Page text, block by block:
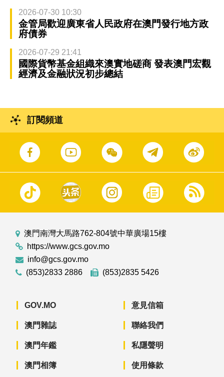
2026-07-30 10:30
金管局歡迎廣東省人民政府在澳門發行地方政
府債券
2026-07-29 21:41
國際貨幣基金組織來澳實地磋商 發表澳門宏觀
經濟及金融狀況初步總結
訂閱頻道
澳門南灣大馬路762-804號中華廣場15樓
https://www.gcs.gov.mo
info@gcs.gov.mo
(853)2833 2886
(853)2835 5426
GOV.MO
澳門雜誌
澳門年鑑
澳門相簿
意見信箱
聯絡我們
私隱聲明
使用條款